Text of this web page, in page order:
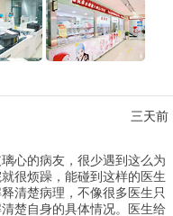
三天前
心的病友，很少遇到这么为
很烦躁，能碰到这样的医生
清楚病理，不像很多医生只
楚自身的具体情况。医生给